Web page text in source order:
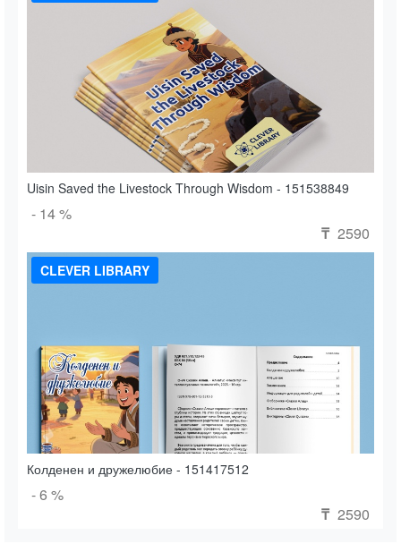
Uisin Saved the Livestock Through Wisdom - 151538849
- 14 %
₸ 2590
CLEVER LIBRARY
Колденен и дружелюбие - 151417512
- 6 %
₸ 2590